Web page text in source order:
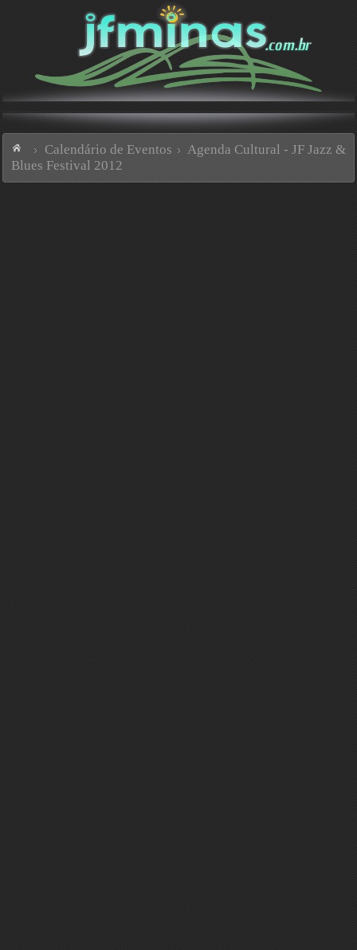
Calendário de Eventos
Agenda Cultural - JF Jazz &
Blues Festival 2012